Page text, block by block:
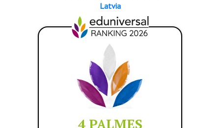
Latvia